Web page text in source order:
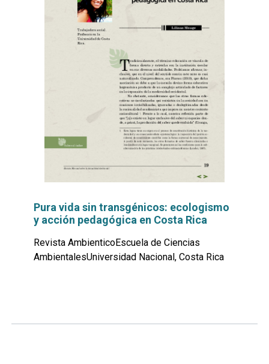
Pura vida sin transgénicos: ecologismo
y acción pedagógica en Costa Rica
Revista AmbienticoEscuela de Ciencias
AmbientalesUniversidad Nacional, Costa Rica